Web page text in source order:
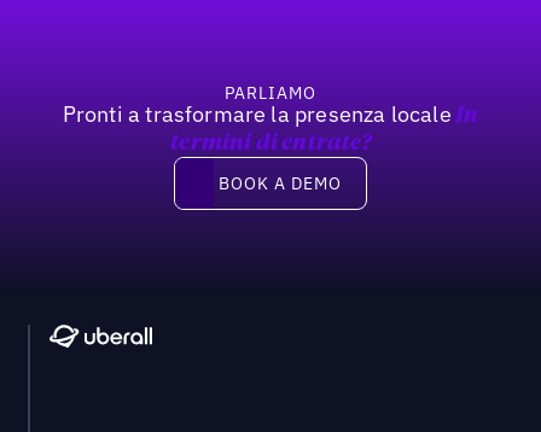
PARLIAMO
Pronti a trasformare la presenza locale In
termini di entrate?
Book a demo
BOOK A DEMO